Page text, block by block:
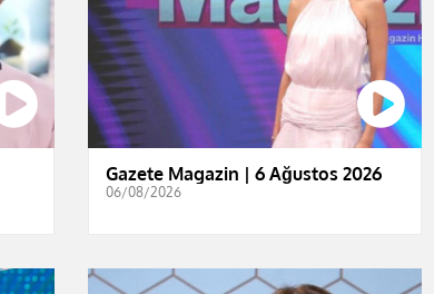
Gazete Magazin | 6 Ağustos 2026
06/08/2026